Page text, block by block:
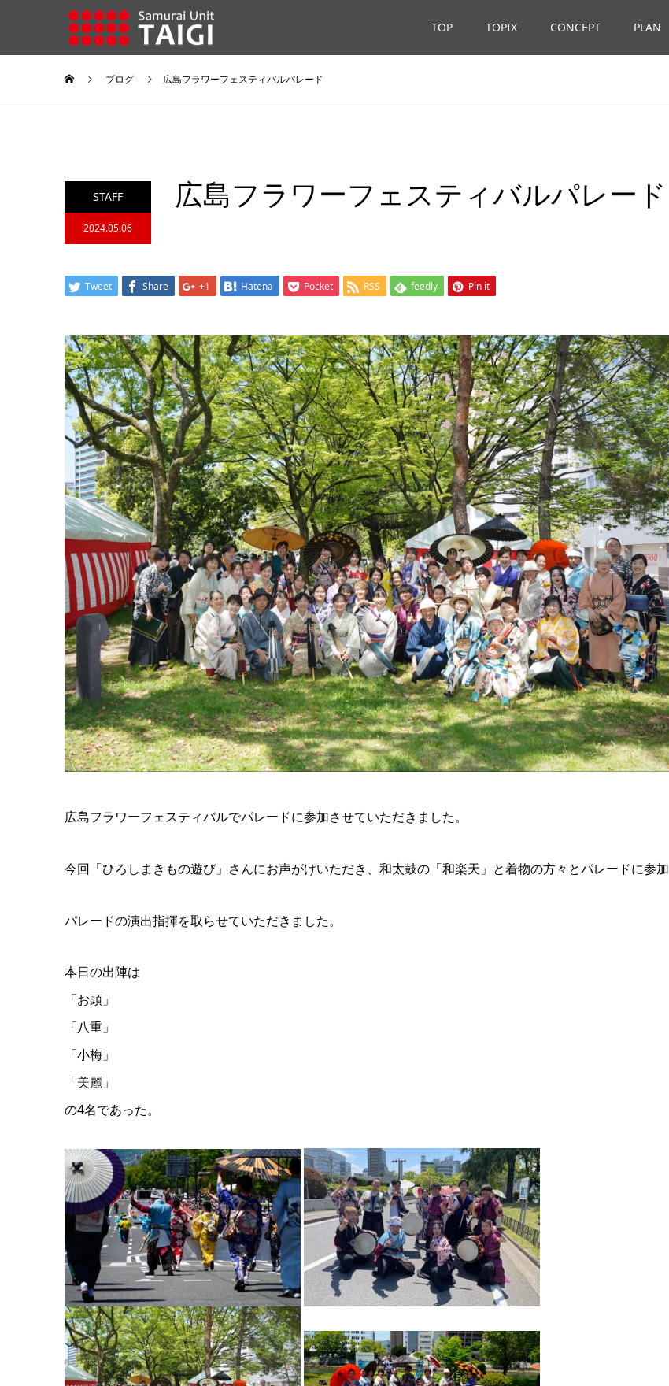
TOP TOPIX CONCEPT PLAN
ブログ 広島フラワーフェスティバルパレード
STAFF
2024.05.06
広島フラワーフェスティバルパレード
Tweet Share +1 Hatena Pocket RSS feedly Pin it
広島フラワーフェスティバルでパレードに参加させていただきました。
今回「ひろしまきもの遊び」さんにお声がけいただき、和太鼓の「和楽天」と着物の方々とパレードに参加
パレードの演出指揮を取らせていただきました。
本日の出陣は
「お頭」
「八重」
「小梅」
「美麗」
の4名であった。